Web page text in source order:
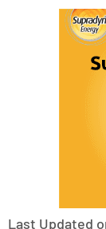
Last Updated